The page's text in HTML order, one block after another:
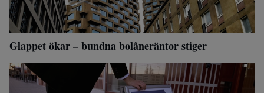
Glappet ökar – bundna bolåneräntor stiger